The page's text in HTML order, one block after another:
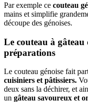
Par exemple ce couteau
mains et simplifie
découpe des génoises.
Le couteau à gâteau
préparations
Le couteau génoise fait
cuisiniers et pâtissiers.
deux sans la déchirer, et
un gâteau savoureux et